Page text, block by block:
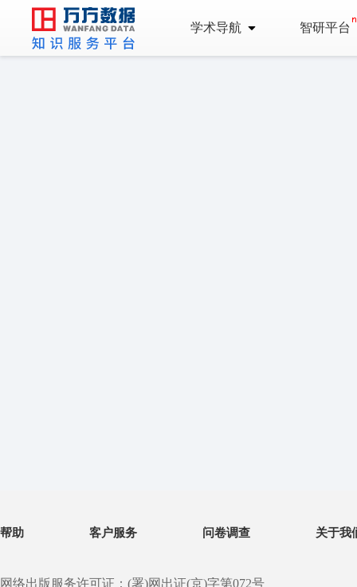
学术导航 智研平台
帮助 客户服务 问卷调查 关于我
网络出版服务许可证：(署)网出证(京)字第072号